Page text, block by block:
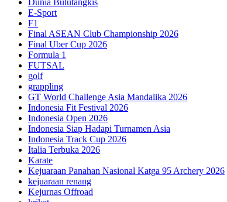
E-Sport
F1
Final ASEAN Club Championship 2026
Final Uber Cup 2026
Formula 1
FUTSAL
golf
grappling
GT World Challenge Asia Mandalika 2026
Indonesia Fit Festival 2026
Indonesia Open 2026
Indonesia Siap Hadapi Turnamen Asia
Indonesia Track Cup 2026
Italia Terbuka 2026
Karate
Kejuaraan Panahan Nasional Katga 95 Archery 2026
kejuaraan renang
Kejurnas Offroad